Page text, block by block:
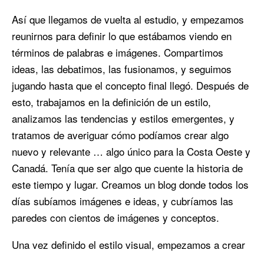
Así que llegamos de vuelta al estudio, y empezamos
reunirnos para definir lo que estábamos viendo en
términos de palabras e imágenes. Compartimos
ideas, las debatimos, las fusionamos, y seguimos
jugando hasta que el concepto final llegó. Después de
esto, trabajamos en la definición de un estilo,
analizamos las tendencias y estilos emergentes, y
tratamos de averiguar cómo podíamos crear algo
nuevo y relevante … algo único para la Costa Oeste y
Canadá. Tenía que ser algo que cuente la historia de
este tiempo y lugar. Creamos un blog donde todos los
días subíamos imágenes e ideas, y cubríamos las
paredes con cientos de imágenes y conceptos.
Una vez definido el estilo visual, empezamos a crear